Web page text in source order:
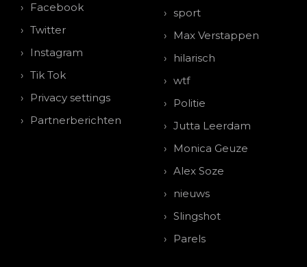
Facebook
Twitter
Instagram
Tik Tok
Privacy settings
Partnerberichten
sport
Max Verstappen
hilarisch
wtf
Politie
Jutta Leerdam
Monica Geuze
Alex Soze
nieuws
Slingshot
Parels